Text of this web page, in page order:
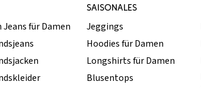
SAISONALES
für Damen
Jeggings
Hoodies für Damen
Longshirts für Damen
Blusentops